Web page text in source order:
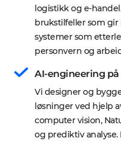
logistikk og e-
brukstilfeller som
systemer som
personvern og
AI-engineering
Vi designer og
løsninger ved hjelp
computer vision,
og prediktiv